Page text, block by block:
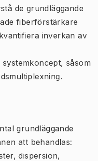
de grundläggande
fiberförstärkare
inverkan av
såsom
grundläggande
att behandlas:
dispersion,